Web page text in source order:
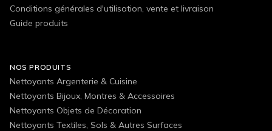
Conditions générales d'utilisation, vente et livraison
Guide produits
NOS PRODUITS
Nettoyants Argenterie & Cuisine
Nettoyants Bijoux, Montres & Accessoires
Nettoyants Objets de Décoration
Nettoyants Textiles, Sols & Autres Surfaces